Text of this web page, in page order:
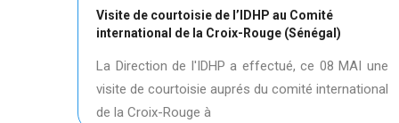
Visite de courtoisie de l’IDHP au Comité
international de la Croix-Rouge (Sénégal)
La Direction de l'IDHP a effectué, ce 08 MAI une
visite de courtoisie auprés du comité international
de la Croix-Rouge à